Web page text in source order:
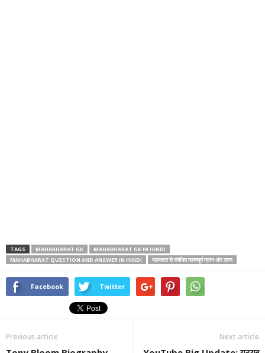
TAGS MAHABHARAT GK
MAHABHARAT GK IN HINDI
MAHABHARAT QUESTION AND ANSWER IN HINDI
महाभारत से संबंधित महत्वपूर्ण प्रश्न और उत्तर
Facebook Twitter
Previous article Next article